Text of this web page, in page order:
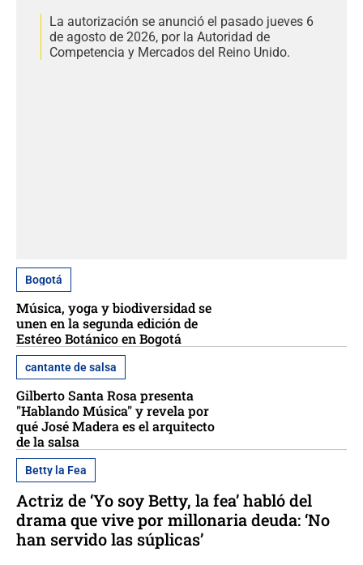
La autorización se anunció el pasado jueves 6
de agosto de 2026, por la Autoridad de
Competencia y Mercados del Reino Unido.
Bogotá
Música, yoga y biodiversidad se
unen en la segunda edición de
Estéreo Botánico en Bogotá
cantante de salsa
Gilberto Santa Rosa presenta
"Hablando Música" y revela por
qué José Madera es el arquitecto
de la salsa
Betty la Fea
Actriz de ‘Yo soy Betty, la fea’ habló del
drama que vive por millonaria deuda: ‘No
han servido las súplicas’